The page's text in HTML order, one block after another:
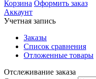
Корзина Оформить заказ
Аккаунт
Учетная запись
Заказы
Список сравнения
Отложенные товары
Отслеживание заказа